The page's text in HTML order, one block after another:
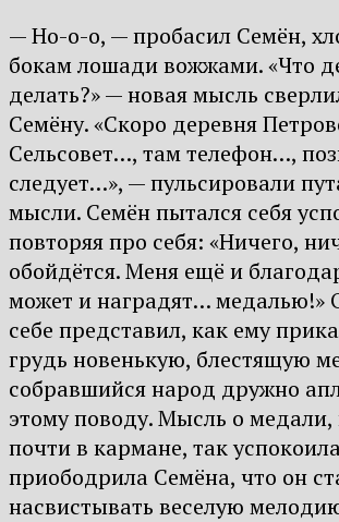
— Но-о-о, — пробасил Семён,
бокам лошади вожжами. «Что
делать?» — новая мысль
Семёну. «Скоро деревня
Сельсовет…, там телефон…,
следует…», — пульсировали
мысли. Семён пытался себя
повторяя про себя: «Ничего,
обойдётся. Меня ещё и
может и наградят… медалью!»
себе представил, как ему
грудь новенькую, блестящую
собравшийся народ дружно
этому поводу. Мысль о
почти в кармане, так
приободрила Семёна, что он
насвистывать веселую